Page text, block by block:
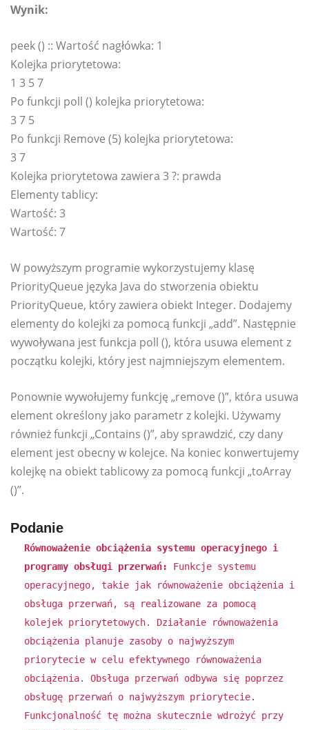
Wynik:
peek () :: Wartość nagłówka: 1
Kolejka priorytetowa:
1 3 5 7
Po funkcji poll () kolejka priorytetowa:
3 7 5
Po funkcji Remove (5) kolejka priorytetowa:
3 7
Kolejka priorytetowa zawiera 3 ?: prawda
Elementy tablicy:
Wartość: 3
Wartość: 7
W powyższym programie wykorzystujemy klasę
PriorityQueue języka Java do stworzenia obiektu
PriorityQueue, który zawiera obiekt Integer. Dodajemy
elementy do kolejki za pomocą funkcji „add”. Następnie
wywoływana jest funkcja poll (), która usuwa element z
początku kolejki, który jest najmniejszym elementem.
Ponownie wywołujemy funkcję „remove ()”, która usuwa
element określony jako parametr z kolejki. Używamy
również funkcji „Contains ()”, aby sprawdzić, czy dany
element jest obecny w kolejce. Na koniec konwertujemy
kolejkę na obiekt tablicowy za pomocą funkcji „toArray
()”.
Podanie
Równoważenie obciążenia systemu operacyjnego i
programy obsługi przerwań:
Funkcje systemu
operacyjnego, takie jak równoważenie obciążenia i
obsługa przerwań, są realizowane za pomocą
kolejek priorytetowych. Działanie równoważenia
obciążenia planuje zasoby o najwyższym
priorytecie w celu efektywnego równoważenia
obciążenia. Obsługa przerwań odbywa się poprzez
obsługę przerwań o najwyższym priorytecie.
Funkcjonalność tę można skutecznie wdrożyć przy